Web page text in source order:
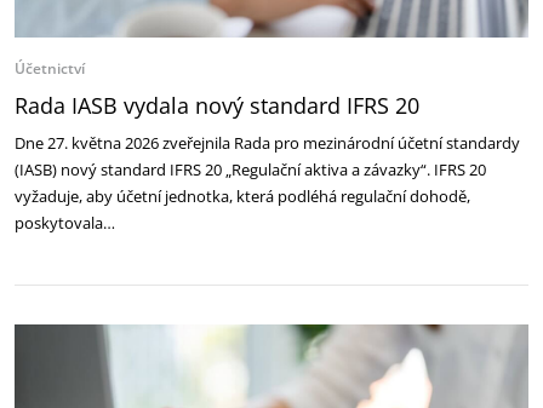
Účetnictví
Rada IASB vydala nový standard IFRS 20
Dne 27. května 2026 zveřejnila Rada pro mezinárodní účetní standardy
(IASB) nový standard IFRS 20 „Regulační aktiva a závazky“. IFRS 20
vyžaduje, aby účetní jednotka, která podléhá regulační dohodě,
poskytovala…